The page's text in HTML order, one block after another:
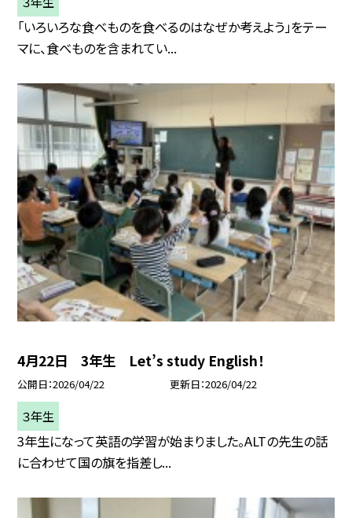
「いろいろな食べものを食べるのはなぜか考えよう」をテー
マに、食べものを含まれてい...
4月22日 3年生 Let’s study English！
公開日 2026/04/22 更新日 2026/04/22
３年生
3年生になって英語の学習が始まりました。ALTの先生の話
に合わせて国の旗を指差し...